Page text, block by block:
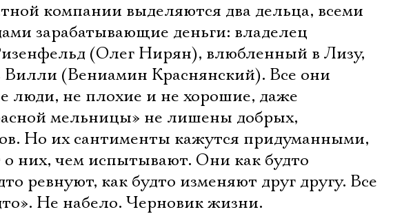
компании выделяются два дельца, всеми
зарабатывающие деньги: владелец
(Олег Нирян), влюбленный в Лизу,
(Вениамин Краснянский). Все они
люди, не плохие и не хорошие, даже
мельницы» не лишены добрых,
Но их сантименты кажутся придуманными,
о них, чем испытывают. Они как будто
ревнуют, как будто изменяют друг другу. Все
Не набело. Черновик жизни.